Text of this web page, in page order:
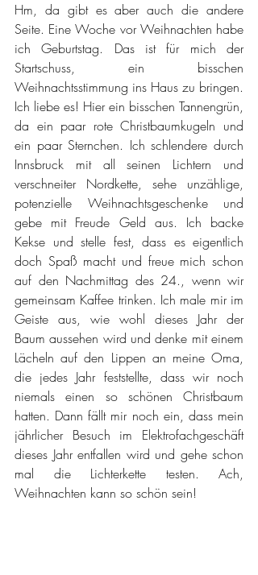
Hm, da gibt es aber auch die andere
Seite. Eine Woche vor Weihnachten habe
ich Geburtstag. Das ist für mich der
Startschuss, ein bisschen
Weihnachtsstimmung ins Haus zu bringen.
Ich liebe es! Hier ein bisschen Tannengrün,
da ein paar rote Christbaumkugeln und
ein paar Sternchen. Ich schlendere durch
Innsbruck mit all seinen Lichtern und
verschneiter Nordkette, sehe unzählige,
potenzielle Weihnachtsgeschenke und
gebe mit Freude Geld aus. Ich backe
Kekse und stelle fest, dass es eigentlich
doch Spaß macht und freue mich schon
auf den Nachmittag des 24., wenn wir
gemeinsam Kaffee trinken. Ich male mir im
Geiste aus, wie wohl dieses Jahr der
Baum aussehen wird und denke mit einem
Lächeln auf den Lippen an meine Oma,
die jedes Jahr feststellte, dass wir noch
niemals einen so schönen Christbaum
hatten. Dann fällt mir noch ein, dass mein
jährlicher Besuch im Elektrofachgeschäft
dieses Jahr entfallen wird und gehe schon
mal die Lichterkette testen. Ach,
Weihnachten kann so schön sein!